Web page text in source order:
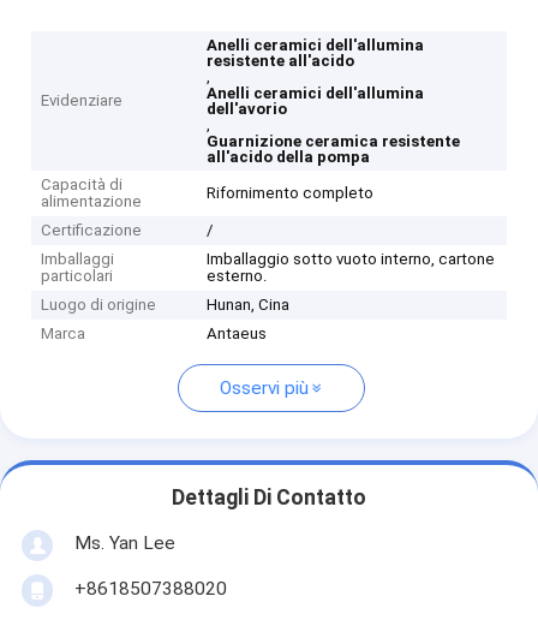
Evidenziare
Anelli ceramici dell'allumina
resistente all'acido
,
Anelli ceramici dell'allumina
dell'avorio
,
Guarnizione ceramica resistente
all'acido della pompa
Capacità di
alimentazione
Rifornimento completo
Certificazione
/
Imballaggi
particolari
Imballaggio sotto vuoto interno, cartone
esterno.
Luogo di origine
Hunan, Cina
Marca
Antaeus
Osservi più
Dettagli Di Contatto
Ms. Yan Lee
+8618507388020